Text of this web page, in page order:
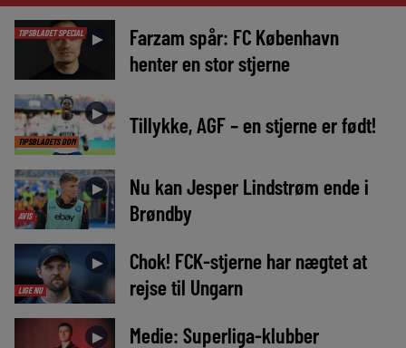
TIPSBLADET SPECIAL ►
Farzam spår: FC København
henter en stor stjerne
TIPSBLADETS DOM
► Tillykke, AGF – en stjerne er født!
AVIS
►
Nu kan Jesper Lindstrøm ende i
Brøndby
LIGE NU
►
Chok! FCK-stjerne har nægtet at
rejse til Ungarn
►
Medie: Superliga-klubber